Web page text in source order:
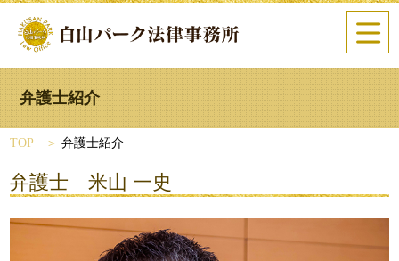
弁護士紹介
TOP 弁護士紹介
弁護士 米山 一史